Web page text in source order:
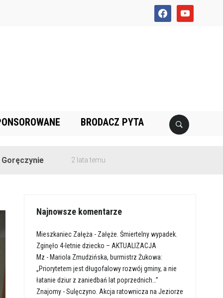
facebookyoutube
BRODACZ PYTA
2 lata temu
Najnowsze komentarze
Mieszkaniec Załęża - Załęże. Śmiertelny wypadek.
Zginęło 4-letnie dziecko – AKTUALIZACJA
Mz - Mariola Zmudzińska, burmistrz Żukowa:
„Priorytetem jest długofalowy rozwój gminy, a nie
łatanie dziur z zaniedbań lat poprzednich…”
Znajomy -Sulęczyno. Akcja ratownicza na Jeziorze